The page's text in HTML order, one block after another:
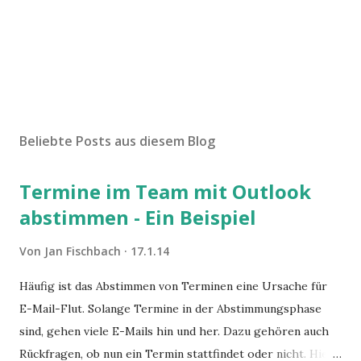
Beliebte Posts aus diesem Blog
Termine im Team mit Outlook
abstimmen - Ein Beispiel
Von Jan Fischbach 17.1.14
Häufig ist das Abstimmen von Terminen eine Ursache für
E-Mail-Flut. Solange Termine in der Abstimmungsphase
sind, gehen viele E-Mails hin und her. Dazu gehören auch
Rückfragen, ob nun ein Termin stattfindet oder nicht. Hier